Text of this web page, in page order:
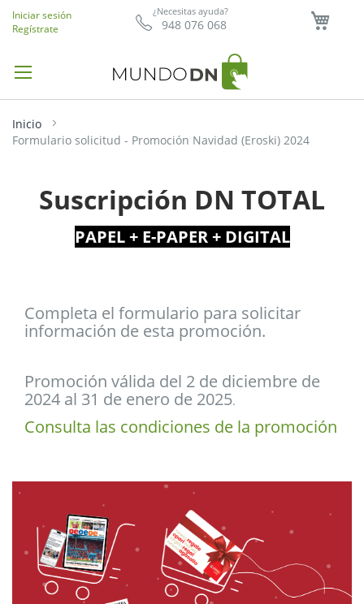
¿Necesitas ayuda?
948 076 068
Iniciar sesión
Regístrate
Inicio
Formulario solicitud - Promoción Navidad (Eroski) 2024
Suscripción DN TOTAL
PAPEL + E-PAPER + DIGITAL
Completa el formulario para solicitar
información de esta promoción.
Promoción válida del 2 de diciembre de
2024 al 31 de enero de 2025.
Consulta las condiciones de la promoción